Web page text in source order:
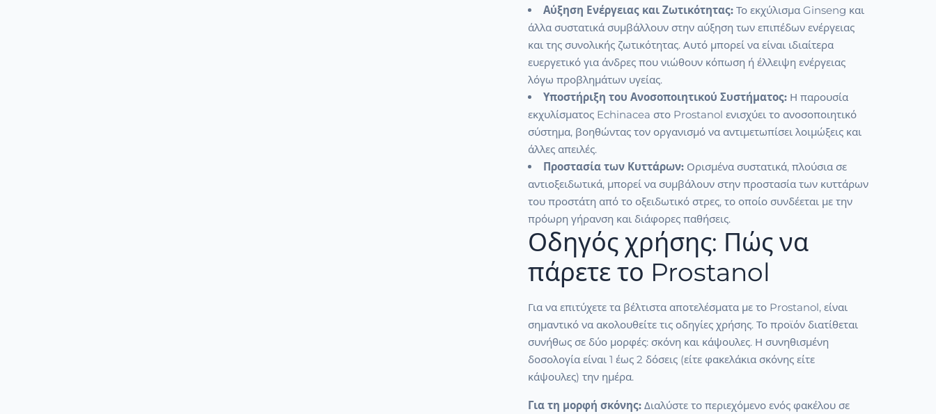
Αύξηση Ενέργειας και Ζωτικότητας:Το εκχύλισμα Ginseng και
άλλα συστατικά συμβάλλουν στην αύξηση των επιπέδων ενέργειας
και της συνολικής ζωτικότητας. Αυτό μπορεί να είναι ιδιαίτερα
ευεργετικό για άνδρες που νιώθουν κόπωση ή έλλειψη ενέργειας
λόγω προβλημάτων υγείας.
Υποστήριξη του Ανοσοποιητικού Συστήματος:Η παρουσία
εκχυλίσματος Echinacea στο Prostanol ενισχύει το ανοσοποιητικό
σύστημα, βοηθώντας τον οργανισμό να αντιμετωπίσει λοιμώξεις και
άλλες απειλές.
Προστασία των Κυττάρων:Ορισμένα συστατικά, πλούσια σε
αντιοξειδωτικά, μπορεί να συμβάλουν στην προστασία των κυττάρων
του προστάτη από το οξειδωτικό στρες, το οποίο συνδέεται με την
πρόωρη γήρανση και διάφορες παθήσεις.
Οδηγός χρήσης: Πώς να
πάρετε το Prostanol
Για να επιτύχετε τα βέλτιστα αποτελέσματα με το Prostanol, είναι
σημαντικό να ακολουθείτε τις οδηγίες χρήσης. Το προϊόν διατίθεται
συνήθως σε δύο μορφές: σκόνη και κάψουλες. Η συνηθισμένη
δοσολογία είναι 1 έως 2 δόσεις (είτε φακελάκια σκόνης είτε
κάψουλες) την ημέρα.
Για τη μορφή σκόνης: Διαλύστε το περιεχόμενο ενός φακέλου σε